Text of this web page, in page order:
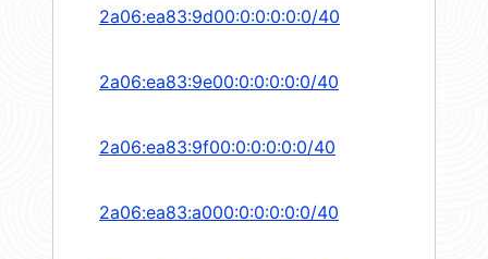
2a06:ea83:9d00:0:0:0:0:0/40
2a06:ea83:9e00:0:0:0:0:0/40
2a06:ea83:9f00:0:0:0:0:0/40
2a06:ea83:a000:0:0:0:0:0/40